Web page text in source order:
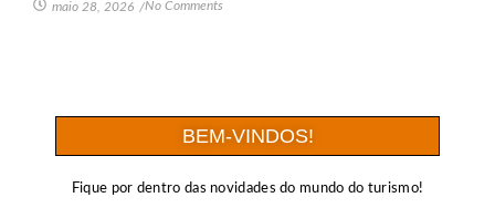
maio 28, 2026 /No Comments
BEM-VINDOS!
Fique por dentro das novidades do mundo do turismo!